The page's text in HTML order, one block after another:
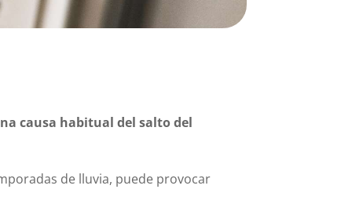
causa habitual del salto del
de lluvia, puede provocar